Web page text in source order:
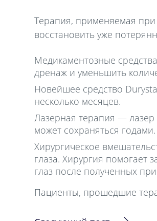
Терапия, применяемая при
восстановить уже
Медикаментозные
дренаж и уменьшить
Новейшее средство
несколько месяцев.
Лазерная терапия — лазер
может сохраняться годами.
Хирургическое
глаза. Хирургия помогает
глаз после полученных
Пациенты, прошедшие